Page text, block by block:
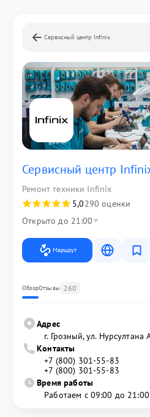
Сервисный центр Infinix
Сервисный центр
Ремонт техники Infinix
5,0290 оценки
Открыто до 21:00
Маршрут
ОбзорОтзывы 260
Адрес
г. Грозный, ул.
Контакты
+7 (800) 301-55-83
+7 (800) 301-55-83
Время работы
Работаем с 09:00 до 21:00